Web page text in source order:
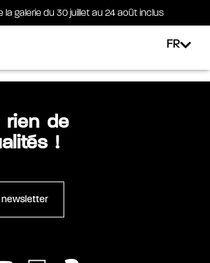
la galerie du 30 juillet au 24 août inclus
la galerie du 30 juillet au 24 août inclus
FR
:
rien de
!
newsletter